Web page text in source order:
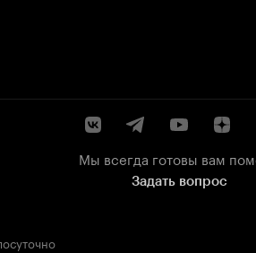
Мы всегда готовы вам
Задать вопрос